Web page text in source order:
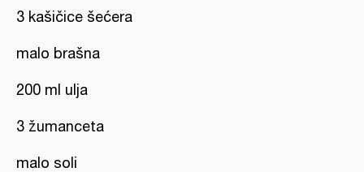
3 kašičice šećera
malo brašna
200 ml ulja
3 žumanceta
malo soli